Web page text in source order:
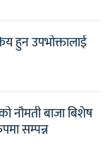
हुन उपभोक्तालाई
नौमती बाजा बिशेष
सम्पन्न